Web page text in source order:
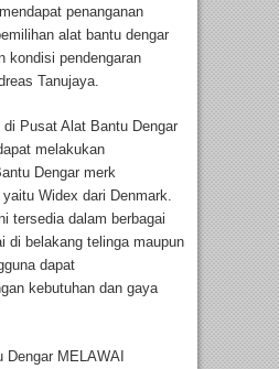
penanganan
alat bantu dengar
kondisi pendengaran
Tanujaya.
Pusat Alat Bantu Dengar
melakukan
Dengar merk
Widex dari Denmark.
tersedia dalam berbagai
di belakang telinga maupun
dapat
kebutuhan dan gaya
MELAWAI